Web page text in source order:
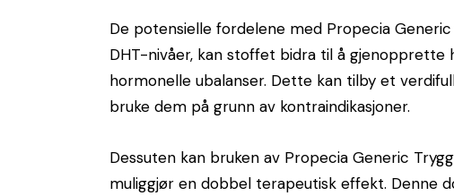
De potensielle fordelene med Propecia
DHT-nivåer, kan stoffet bidra til å
hormonelle ubalanser. Dette kan tilby et
bruke dem på grunn av kontraindikasjoner.
Dessuten kan bruken av Propecia Generic
muliggjør en dobbel terapeutisk effekt. Denne